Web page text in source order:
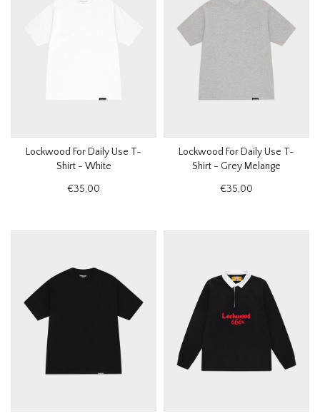
Lockwood For Daily Use T-
Shirt - White
€35,00
Lockwood For Daily Use T-
Shirt - Grey Melange
€35,00